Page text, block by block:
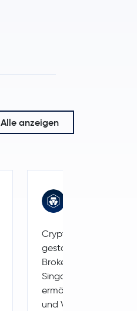
Alle anzeigen
Crypto.com ist ein
gestarteter Krypto-
Broker mit Sitz
Singapur und
ermöglicht den Kauf
und Verkauf von mehr